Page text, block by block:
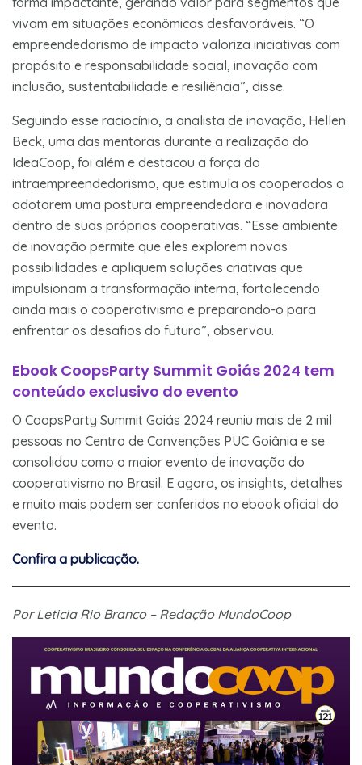
vivam em situações econômicas desfavoráveis. “O
empreendedorismo de impacto valoriza iniciativas com
propósito e responsabilidade social, inovação com
inclusão, sustentabilidade e resiliência”, disse.
Seguindo esse raciocínio, a analista de inovação, Hellen
Beck, uma das mentoras durante a realização do
IdeaCoop, foi além e destacou a força do
intraempreendedorismo, que estimula os cooperados a
adotarem uma postura empreendedora e inovadora
dentro de suas próprias cooperativas. “Esse ambiente
de inovação permite que eles explorem novas
possibilidades e apliquem soluções criativas que
impulsionam a transformação interna, fortalecendo
ainda mais o cooperativismo e preparando-o para
enfrentar os desafios do futuro”, observou.
Ebook CoopsParty Summit Goiás 2024 tem
conteúdo exclusivo do evento
O CoopsParty Summit Goiás 2024 reuniu mais de 2 mil
pessoas no Centro de Convenções PUC Goiânia e se
consolidou como o maior evento de inovação do
cooperativismo no Brasil. E agora, os insights, detalhes
e muito mais podem ser conferidos no ebook oficial do
evento.
Confira a publicação.
Por Leticia Rio Branco – Redação MundoCoop